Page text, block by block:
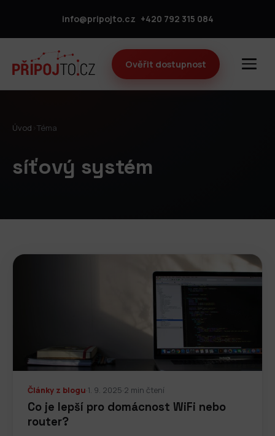
info@pripojto.cz +420 792 315 084
Ověřit dostupnost
Úvod Téma
síťový systém
Články z blogu·1. 9. 2025·2 min čtení
Co je lepší pro domácnost WiFi nebo
router?